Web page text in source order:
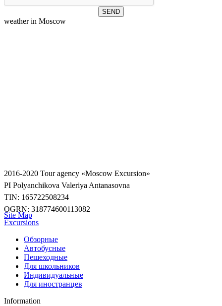
weather in Moscow
2016-2020 Tour agency «Moscow Excursion»
PI Polyanchikova Valeriya Antanasovna
TIN: 165722508234
OGRN: 318774600113082
Site Map
Excursions
Обзорные
Автобусные
Пешеходные
Для школьников
Индивидуальные
Для иностранцев
Information